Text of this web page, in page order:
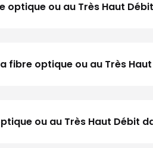
optique ou au Très Haut Débit
fibre optique ou au Très
ou au Très Haut Débit